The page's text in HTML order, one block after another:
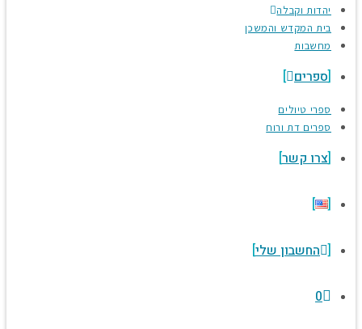
יהדות וקבלה
בית המקדש והמשכן
מחשבות
ספרים
ספרי טיולים
ספרים דת ורוח
צרו קשר
החשבון שלי
0